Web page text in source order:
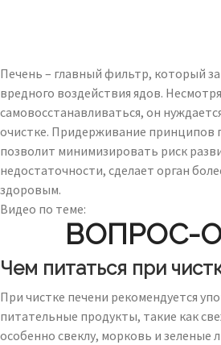
Печень – главный фильтр, который
вредного воздействия ядов.
самовосстанавливаться, он
очистке. Придерживание принципов
позволит минимизировать риск
недостаточности, сделает орган
здоровым.
Видео по теме:
ВОПРОС-
Чем питаться при
При чистке печени рекомендуется
питательные продукты, такие как
особенно свеклу, морковь и зеленые